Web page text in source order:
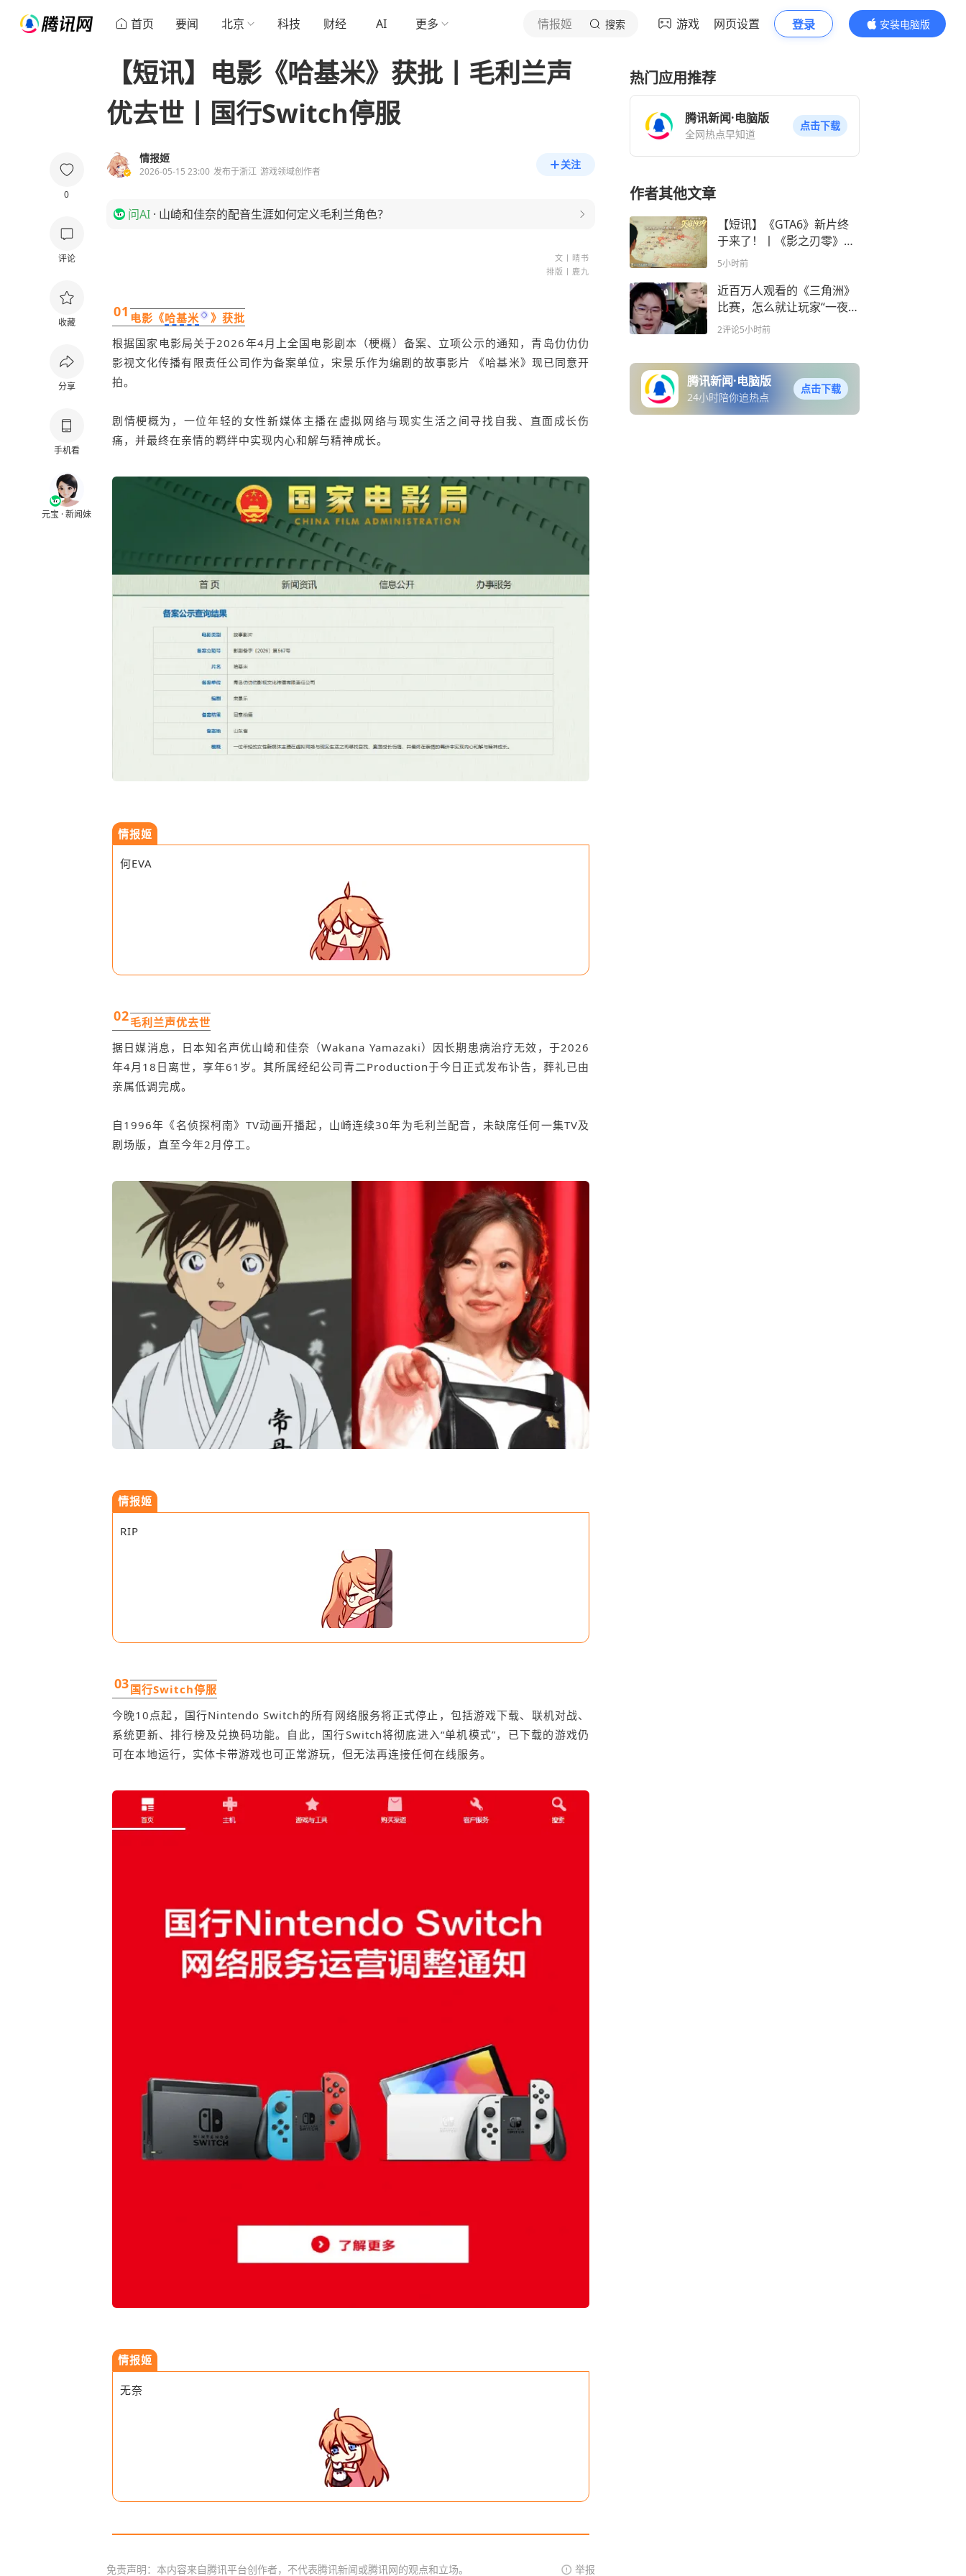
首页 要闻 北京 科技 财经 AI 更多 情报姬 搜索 游戏 网页设置 登录
安装电脑版
内容更精彩
0
评论
收藏
分享
手机看
元宝 · 新闻妹
【短讯】电影《哈基米》获批丨毛利兰声
优去世丨国行Switch停服
情报姬
2026-05-15 23:00 发布于浙江 游戏领域创作者
关注
问AI · 山崎和佳奈的配音生涯如何定义毛利兰角色？
文丨晴书
排版丨鹿九
01 电影《哈基米
》获批
根据国家电影局关于2026年4月上全国电影剧本（梗概）备案、立项公示的通知，青岛仂仂仂
影视文化传播有限责任公司作为备案单位，宋景乐作为编剧的故事影片 《哈基米》现已同意开
拍。
剧情梗概为，一位年轻的女性新媒体主播在虚拟网络与现实生活之间寻找自我、直面成长伤
痛，并最终在亲情的羁绊中实现内心和解与精神成长。
情报姬
何EVA
02毛利兰声优去世
据日媒消息，日本知名声优山崎和佳奈 （Wakana Yamazaki）因长期患病治疗无效，于2026
年4月18日离世，享年61岁。其所属经纪公司青二Production于今日正式发布讣告，葬礼已由
亲属低调完成。
自1996年《名侦探柯南》TV动画开播起，山崎连续30年为毛利兰配音，未缺席任何一集TV及
剧场版，直至今年2月停工。
情报姬
RIP
03国行Switch停服
今晚10点起，国行Nintendo Switch的所有网络服务将正式停止，包括游戏下载、联机对战、
系统更新、排行榜及兑换码功能。自此，国行Switch将彻底进入“单机模式”，已下载的游戏仍
可在本地运行，实体卡带游戏也可正常游玩，但无法再连接任何在线服务。
情报姬
无奈
免责声明：本内容来自腾讯平台创作者，不代表腾讯新闻或腾讯网的观点和立场。 举报
热门应用推荐
腾讯新闻·电脑版
全网热点早知道
点击下载
作者其他文章
【短讯】《GTA6》新片终
于来了！丨​《影之刃零》官
宣预购丨​国产抗日新作发售
5小时前
近百万人观看的《三角洲》
比赛，怎么就让玩家“一夜成
名”了？
2评论5小时前
腾讯新闻·电脑版
24小时陪你追热点
点击下载